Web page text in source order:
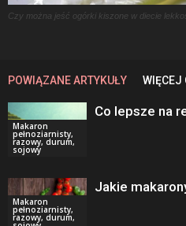
Czy można jeść ogórki kiszone w diecie
POWIĄZANE ARTYKUŁY WIĘCEJ
Makaron
pełnoziarnisty,
razowy, durum,
sojowy
Co lepsze na
Makaron
pełnoziarnisty,
razowy, durum,
Jakie